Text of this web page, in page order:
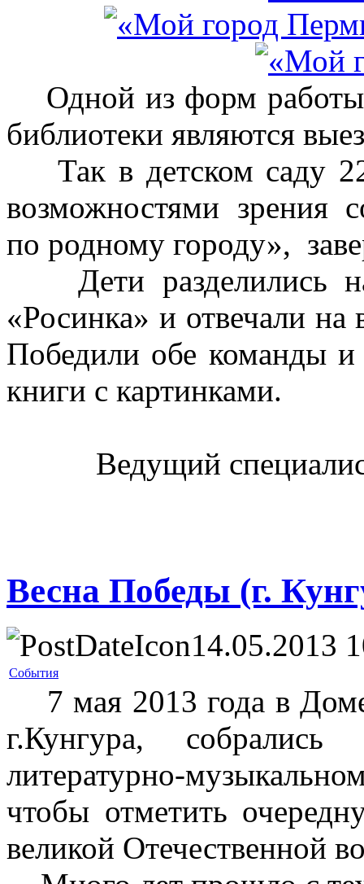
Одной из форм работы
библиотеки являются
Так в детском саду
возможностями зрения
по родному городу»,
Дети разделились
«Росинка» и отвечали
Победили обе команды
книги с картинками.
Ведущий
Весна Победы (г.
14.05.2013
События
7 мая 2013 года в
г.Кунгура,
литературно-
чтобы отметить
великой Отечественной